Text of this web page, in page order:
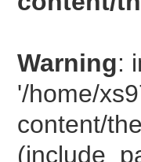
Warning:
'/home/
content/